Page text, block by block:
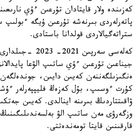
كەزىندە ولار قايتادان تۇرعىن ءۇي
پاتەرلەردى بىرنەشە تۇرعىن ۇيگە
ستراتەگيالاردى قولدانا باستادى.
كەلەسى سەرپىن
جيناعىن تۇرعىن ءۇي ساتىپ الۋعا
ەنگىزىلگەننەن كەيىن دايىن،
كۇرت ءوسىپ، بۇل كەزەڭ فليپپەرلەر
ۋاقىتتاردىڭ بىرىنە اينالدى. كەيىن
وزگەرۋى مەن ساتىپ الۋ
قارقىنىن قايتا تومەندەتتى.